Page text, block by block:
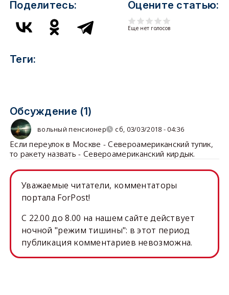
Поделитесь: Оцените статью:
Еще нет голосов
Теги:
Обсуждение (1)
вольный пенсионер сб, 03/03/2018 - 04:36
Если переулок в Москве - Североамериканский тупик,
то ракету назвать - Североамериканский кирдык.
Уважаемые читатели, комментаторы
портала ForPost!
C 22.00 до 8.00 на нашем сайте действует
ночной "режим тишины": в этот период
публикация комментариев невозможна.